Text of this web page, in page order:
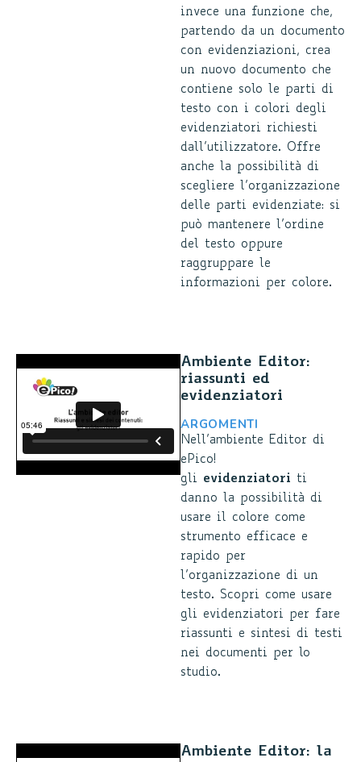
invece una funzione che,
partendo da un documento
con evidenziazioni, crea
un nuovo documento che
contiene solo le parti di
testo con i colori degli
evidenziatori richiesti
dall’utilizzatore. Offre
anche la possibilità di
scegliere l’organizzazione
delle parti evidenziate: si
può mantenere l’ordine
del testo oppure
raggruppare le
informazioni per colore.
Ambiente Editor:
riassunti ed
evidenziatori
ARGOMENTI
Nell’ambiente Editor di
ePico!
gli evidenziatori ti
danno la possibilità di
usare il colore come
strumento efficace e
rapido per
l’organizzazione di un
testo. Scopri come usare
gli evidenziatori per fare
riassunti e sintesi di testi
nei documenti per lo
studio.
Ambiente Editor: la